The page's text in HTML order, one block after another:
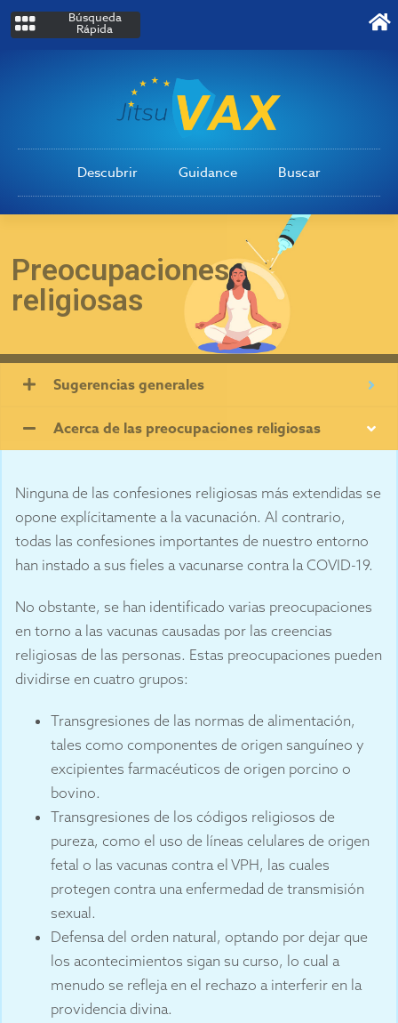
Búsqueda
Rápida
Descubrir Guidance Buscar
Preocupaciones
religiosas
Sugerencias generales
Acerca de las preocupaciones religiosas
Ninguna de las confesiones religiosas más extendidas se
opone explícitamente a la vacunación. Al contrario,
todas las confesiones importantes de nuestro entorno
han instado a sus fieles a vacunarse contra la COVID-19.
No obstante, se han identificado varias preocupaciones
en torno a las vacunas causadas por las creencias
religiosas de las personas. Estas preocupaciones pueden
dividirse en cuatro grupos:
Transgresiones de las normas de alimentación,
tales como componentes de origen sanguíneo y
excipientes farmacéuticos de origen porcino o
bovino.
Transgresiones de los códigos religiosos de
pureza, como el uso de líneas celulares de origen
fetal o las vacunas contra el VPH, las cuales
protegen contra una enfermedad de transmisión
sexual.
Defensa del orden natural, optando por dejar que
los acontecimientos sigan su curso, lo cual a
menudo se refleja en el rechazo a interferir en la
providencia divina.